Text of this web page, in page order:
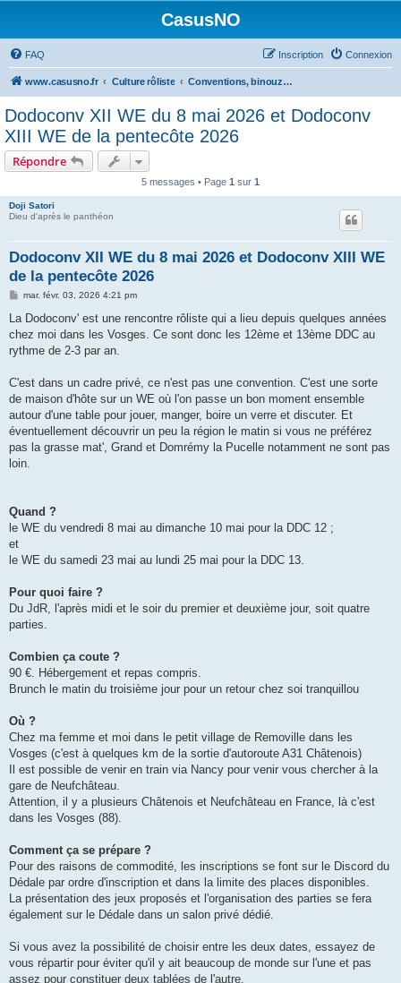
CasusNO
FAQ Connexion
Inscription
www.casusno.fr Culture rôliste Conventions, binouzes et recherche de joueurs
Dodoconv XII WE du 8 mai 2026 et Dodoconv
XIII WE de la pentecôte 2026
Répondre
5 messages • Page 1 sur 1
Doji Satori
Dieu d'après le panthéon
Dodoconv XII WE du 8 mai 2026 et Dodoconv XIII WE
de la pentecôte 2026
M
s
a
g
mar. févr. 03, 2026 4:21 pm
La Dodoconv' est une rencontre rôliste qui a lieu depuis quelques années
chez moi dans les Vosges. Ce sont donc les 12ème et 13ème DDC au
rythme de 2-3 par an.
C'est dans un cadre privé, ce n'est pas une convention. C'est une sorte
de maison d'hôte sur un WE où l'on passe un bon moment ensemble
autour d'une table pour jouer, manger, boire un verre et discuter. Et
éventuellement découvrir un peu la région le matin si vous ne préférez
pas la grasse mat', Grand et Domrémy la Pucelle notamment ne sont pas
loin.
Quand ?
le WE du vendredi 8 mai au dimanche 10 mai pour la DDC 12 ;
et
le WE du samedi 23 mai au lundi 25 mai pour la DDC 13.
Pour quoi faire ?
Du JdR, l'après midi et le soir du premier et deuxième jour, soit quatre
parties.
Combien ça coute ?
90 €. Hébergement et repas compris.
Brunch le matin du troisième jour pour un retour chez soi tranquillou
Où ?
Chez ma femme et moi dans le petit village de Removille dans les
Vosges (c'est à quelques km de la sortie d'autoroute A31 Châtenois)
Il est possible de venir en train via Nancy pour venir vous chercher à la
gare de Neufchâteau.
Attention, il y a plusieurs Châtenois et Neufchâteau en France, là c'est
dans les Vosges (88).
Comment ça se prépare ?
Pour des raisons de commodité, les inscriptions se font sur le Discord du
Dédale par ordre d'inscription et dans la limite des places disponibles.
La présentation des jeux proposés et l'organisation des parties se fera
également sur le Dédale dans un salon privé dédié.
Si vous avez la possibilité de choisir entre les deux dates, essayez de
vous répartir pour éviter qu'il y ait beaucoup de monde sur l'une et pas
assez pour constituer deux tablées de l'autre.